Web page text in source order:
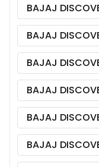
BAJAJ
BAJAJ
BAJAJ
BAJAJ
BAJAJ
BAJAJ